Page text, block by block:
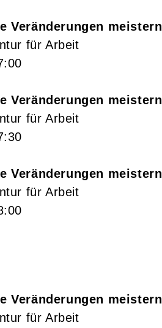
Veränderungen meistern
für Arbeit
Veränderungen meistern
für Arbeit
Veränderungen meistern
für Arbeit
Veränderungen meistern
für Arbeit